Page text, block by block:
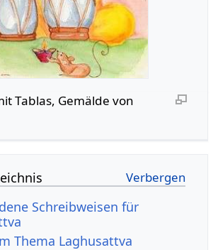
Tablas, Gemälde von
Schreibweisen für
Thema Laghusattva